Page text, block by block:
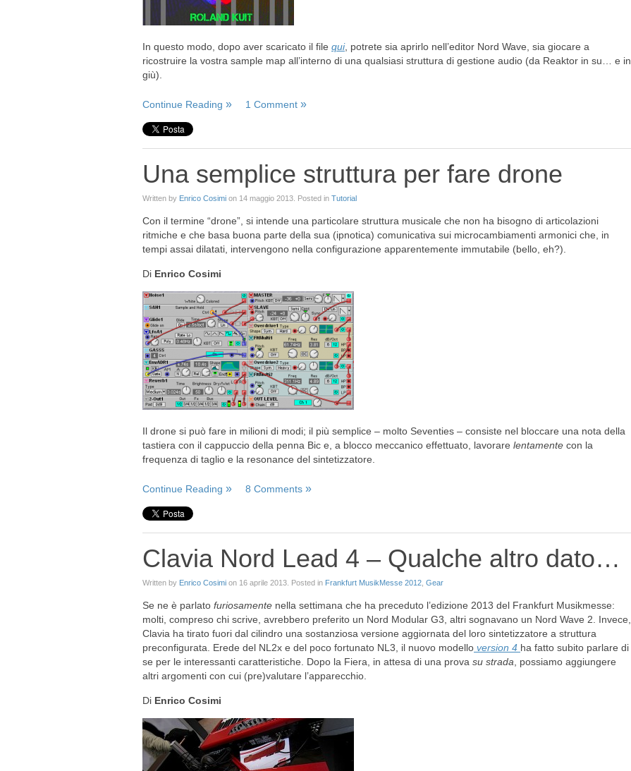
In questo modo, dopo aver scaricato il file qui, potrete sia aprirlo nell’editor Nord Wave, sia giocare a
ricostruire la vostra sample map all’interno di una qualsiasi struttura di gestione audio (da Reaktor in su… e in
giù).
Continue Reading 1 Comment
Una semplice struttura per fare drone
Written by Enrico Cosimi on 14 maggio 2013 . Posted in Tutorial
Con il termine “drone”, si intende una particolare struttura musicale che non ha bisogno di articolazioni
ritmiche e che basa buona parte della sua (ipnotica) comunicativa sui microcambiamenti armonici che, in
tempi assai dilatati, intervengono nella configurazione apparentemente immutabile (bello, eh?).
Di Enrico Cosimi
Il drone si può fare in milioni di modi; il più semplice – molto Seventies – consiste nel bloccare una nota della
tastiera con il cappuccio della penna Bic e, a blocco meccanico effettuato, lavorare lentamente con la
frequenza di taglio e la resonance del sintetizzatore.
Continue Reading 8 Comments
Clavia Nord Lead 4 – Qualche altro dato…
Written by Enrico Cosimi on 16 aprile 2013 . Posted in Frankfurt MusikMesse 2012 Gear
Se ne è parlato furiosamente nella settimana che ha preceduto l’edizione 2013 del Frankfurt Musikmesse:
molti, compreso chi scrive, avrebbero preferito un Nord Modular G3, altri sognavano un Nord Wave 2. Invece,
Clavia ha tirato fuori dal cilindro una sostanziosa versione aggiornata del loro sintetizzatore a struttura
preconfigurata. Erede del NL2x e del poco fortunato NL3, il nuovo modello version 4 ha fatto subito parlare di
se per le interessanti caratteristiche. Dopo la Fiera, in attesa di una prova su strada , possiamo aggiungere
altri argomenti con cui (pre)valutare l’apparecchio.
Di Enrico Cosimi